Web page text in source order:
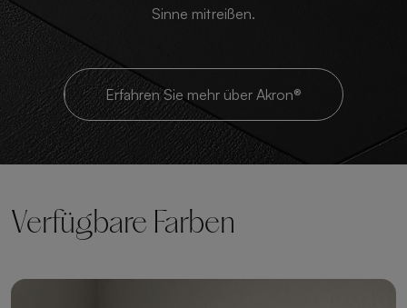
Sinne mitreißen.
Erfahren Sie mehr über Akron®
Verfügbare Farben